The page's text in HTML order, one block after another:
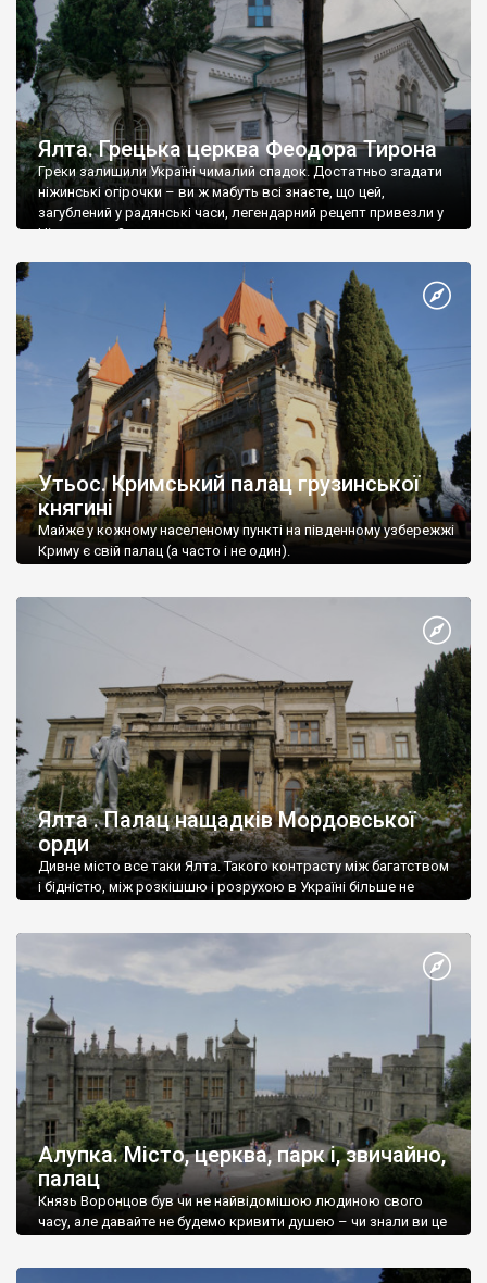
Ялта. Грецька церква Феодора Тирона
Греки залишили Україні чималий спадок. Достатньо згадати
ніжинські огірочки – ви ж мабуть всі знаєте, що цей,
загублений у радянські часи, легендарний рецепт привезли у
Ніжин греки?
Утьос. Кримський палац грузинської
княгині
Майже у кожному населеному пункті на південному узбережжі
Криму є свій палац (а часто і не один).
Ялта . Палац нащадків Мордовської
орди
Дивне місто все таки Ялта. Такого контрасту між багатством
і бідністю, між розкішшю і розрухою в Україні більше не
Алупка. Місто, церква, парк і, звичайно,
палац
Князь Воронцов був чи не найвідомішою людиною свого
часу, але давайте не будемо кривити душею – чи знали ви це